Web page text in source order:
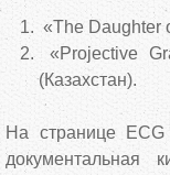
«The Daughter
«Projective
(Казахстан).
На странице
документальная